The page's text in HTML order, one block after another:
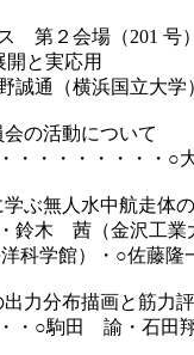
第２会場（201 号）
と実応用
通（横浜国立大学
の活動について
・・・・・・・・○
ぶ無人水中航走体
鈴木 茜（金沢工
）・○佐藤隆一
力分布描画と筋力
・○駒田 諭・石田